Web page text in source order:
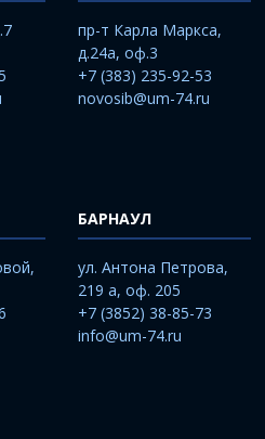
пр-т Карла Маркса,
д.24а, оф.3
+7 (383) 235-92-53
novosib@um-74.ru
БАРНАУЛ
ул. Антона Петрова,
219 а, оф. 205
+7 (3852) 38-85-73
info@um-74.ru